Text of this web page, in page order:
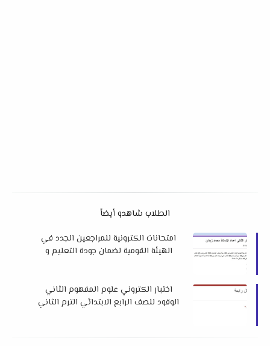
الطلاب شاهدو أيضاً
امتحانات الكترونية للمراجعين الجدد في
الهيئة القومية لضمان جودة التعليم و
اختبار الكتروني علوم المفهوم الثاني
الوقود للصف الرابع الابتدائي الترم الثاني